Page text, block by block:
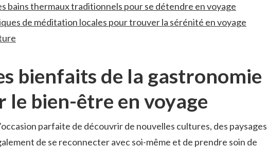
⁢bains thermaux ⁢traditionnels⁣ pour se détendre ​en‌ voyage
de méditation locales pour trouver⁣ la sérénité en ‍voyage
​bienfaits de la gastronomie
le bien-être ‌en voyage
parfaite ​de découvrir de nouvelles cultures, ⁤des paysages
de‌ se reconnecter avec soi-même ‍et de prendre soin de